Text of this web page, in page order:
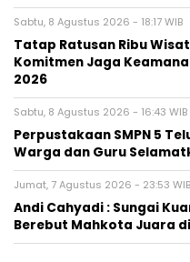
Sabtu, 8 Agustus 2026 - 18:17 WIB
Tatap Ratusan Ribu
Komitmen Jaga
2026
Sabtu, 8 Agustus 2026 - 16:43 WIB
Perpustakaan SMPN 5
Warga dan Guru
Jumat, 7 Agustus 2026 - 23:53 WIB
Andi Cahyadi : Sungai
Berebut Mahkota Juara